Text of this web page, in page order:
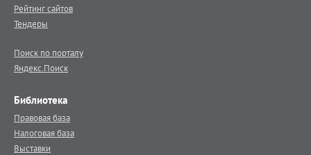
Рейтинг сайтов
Тендеры
Поиск по порталу
Яндекс.Поиск
Библиотека
Правовая база
Налоговая база
Выставки